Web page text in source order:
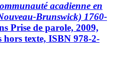
acadienne en
Brunswick) 1760-
Prise de parole, 2009,
hors texte, ISBN 978-2-